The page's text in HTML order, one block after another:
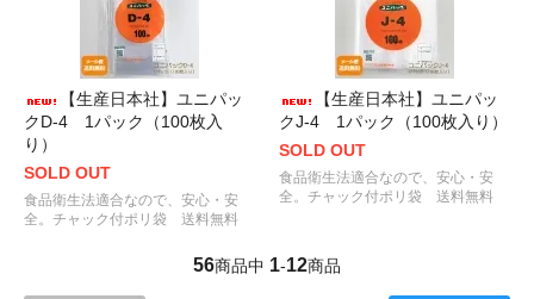
【生産日本社】ユニパッ
クD-4 1パック（100枚入
り）
SOLD OUT
食品衛生法適合なので、安心・安
全。チャック付ポリ袋 送料無料
【生産日本社】ユニパッ
クJ-4 1パック（100枚入り）
SOLD OUT
食品衛生法適合なので、安心・安
全。チャック付ポリ袋 送料無料
56商品中 1-12商品